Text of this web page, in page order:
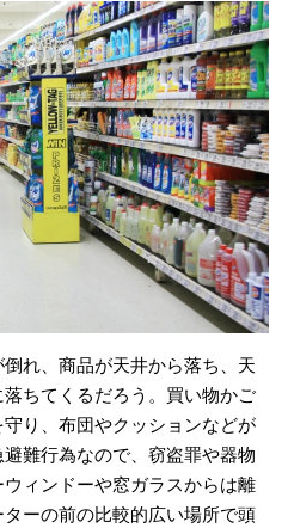
れ、商品が天井から落ち、天
ちてくるだろう。買い物かご
り、布団やクッションなどが
難行為なので、窃盗罪や器物
ィンドーや窓ガラスからは離
ーの前の比較的広い場所で頭